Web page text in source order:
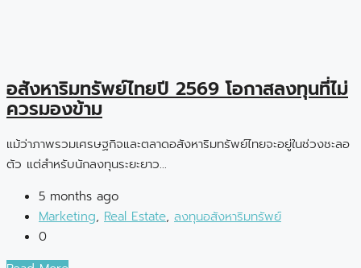
อสังหาริมทรัพย์ไทยปี 2569 โอกาสลงทุนที่ไม่
ควรมองข้าม
แม้ว่าภาพรวมเศรษฐกิจและตลาดอสังหาริมทรัพย์ไทยจะอยู่ในช่วงชะลอ
ตัว แต่สำหรับนักลงทุนระยะยาว...
5 months ago
Marketing, Real Estate, ลงทุนอสังหาริมทรัพย์
0